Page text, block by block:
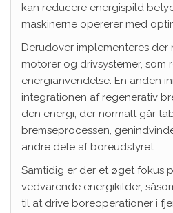
kan reducere energispild
maskinerne opererer med
Derudover implementeres der
motorer og drivsystemer, som
energianvendelse. En anden
integrationen af regenerativ
den energi, der normalt går
bremseprocessen,
andre dele af boreudstyret.
Samtidig er der et øget fokus
vedvarende energikilder,
til at drive boreoperationer i